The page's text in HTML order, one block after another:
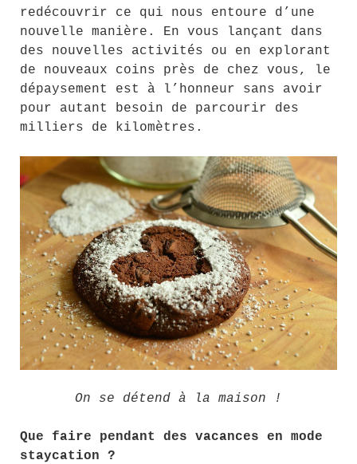
redécouvrir ce qui nous entoure d’une
nouvelle manière. En vous lançant dans
des nouvelles activités ou en explorant
de nouveaux coins près de chez vous, le
dépaysement est à l’honneur sans avoir
pour autant besoin de parcourir des
milliers de kilomètres.
On se détend à la maison !
Que faire pendant des vacances en mode
staycation ?